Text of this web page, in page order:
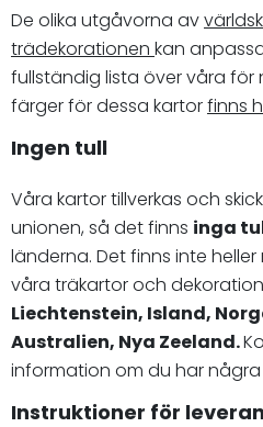
De olika utgåvorna av
trädekorationen kan
fullständig lista över våra
färger för dessa kartorfinns
Ingen tull
Våra kartor tillverkas och
unionen, så det finns inga
länderna. Det finns inte
våra träkartor och
Liechtenstein, Island,
Australien, Nya Zeeland.
information om du har
Instruktioner för